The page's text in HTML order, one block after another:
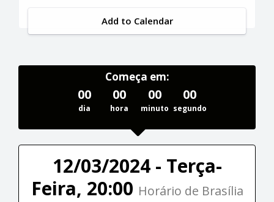
Add to Calendar
Começa em:
00
dia
00
hora
00
minuto
00
segundo
12/03/2024 - Terça-
Feira, 20:00 Horário de Brasília